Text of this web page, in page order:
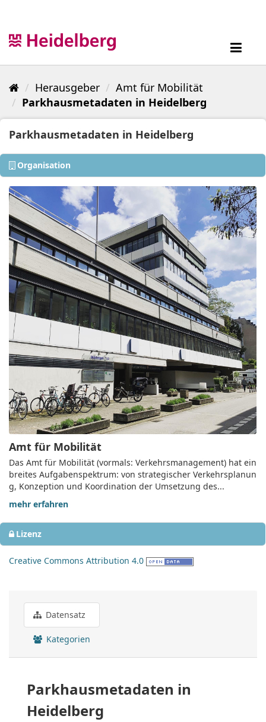
Herausgeber
Amt für Mobilität
Parkhausmetadaten in Heidelberg
Parkhausmetadaten in Heidelberg
Organisation
Amt für Mobilität
Das Amt für Mobilität (vormals: Verkehrsmanagement) hat ein
breites Aufgabenspektrum: von strategischer Verkehrsplanun
g, Konzeption und Koordination der Umsetzung des...
mehr erfahren
Lizenz
Creative Commons Attribution 4.0
Datensatz
Kategorien
Parkhausmetadaten in
Heidelberg